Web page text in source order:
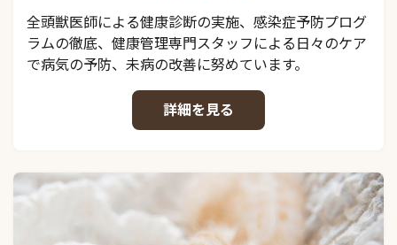
全頭獣医師による健康診断の実施、感染症予防プログ
ラムの徹底、健康管理専門スタッフによる日々のケア
で病気の予防、未病の改善に努めています。
詳細を見る